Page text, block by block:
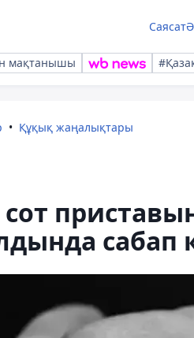
Саясат
мақтанышы
Құқық жаңалықтары
сабап